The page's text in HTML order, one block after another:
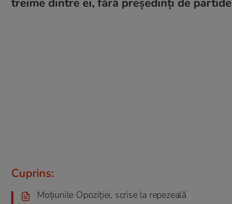
treime dintre ei, fără președinți de
Cuprins:
Moțiunile Opoziției, scrise la repezeală